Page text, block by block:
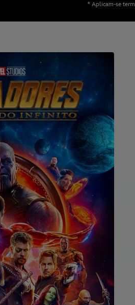
* Aplicam-se